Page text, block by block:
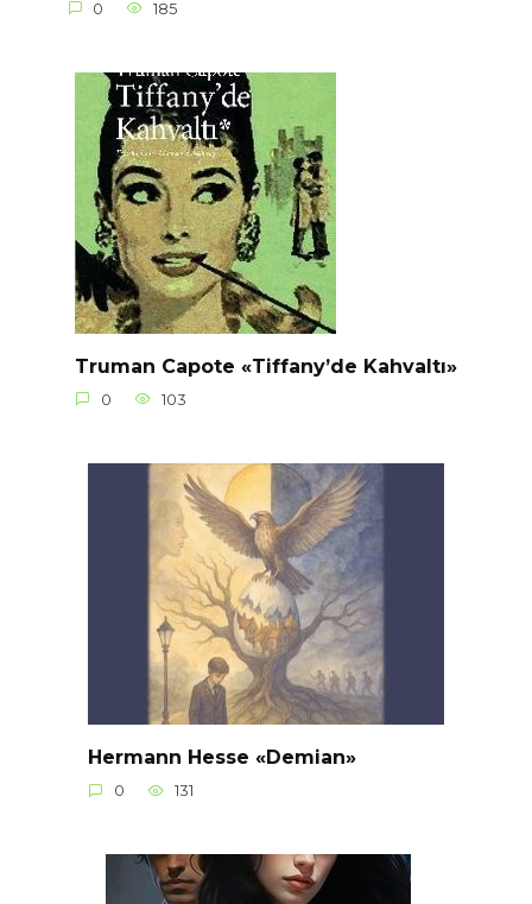
0 185
Truman Capote «Tiffany’de Kahvaltı»
0 103
Hermann Hesse «Demian»
0 131